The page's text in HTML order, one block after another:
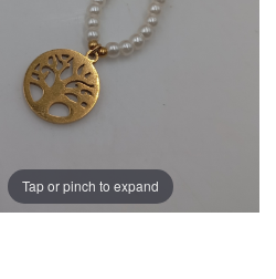
Tap or pinch to expand